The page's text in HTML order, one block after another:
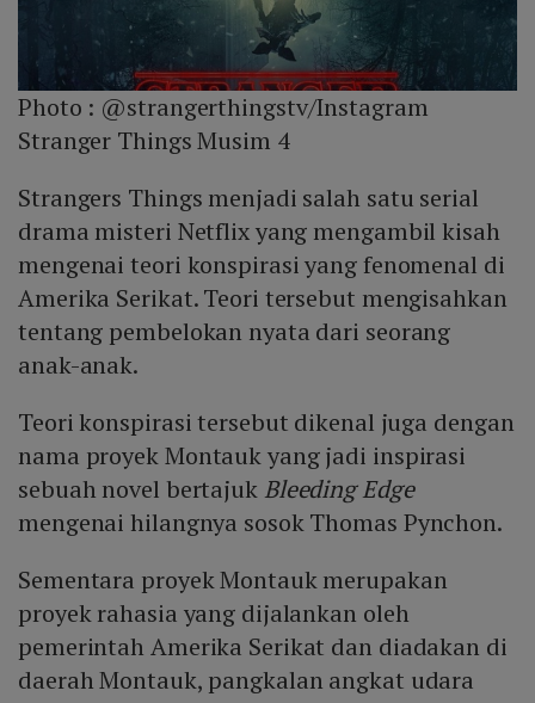
Photo : @strangerthingstv/Instagram
Stranger Things Musim 4
Strangers Things menjadi salah satu serial
drama misteri Netflix yang mengambil kisah
mengenai teori konspirasi yang fenomenal di
Amerika Serikat. Teori tersebut mengisahkan
tentang pembelokan nyata dari seorang
anak-anak.
Teori konspirasi tersebut dikenal juga dengan
nama proyek Montauk yang jadi inspirasi
sebuah novel bertajukBleeding Edge
mengenai hilangnya sosok Thomas Pynchon.
Sementara proyek Montauk merupakan
proyek rahasia yang dijalankan oleh
pemerintah Amerika Serikat dan diadakan di
daerah Montauk, pangkalan angkat udara